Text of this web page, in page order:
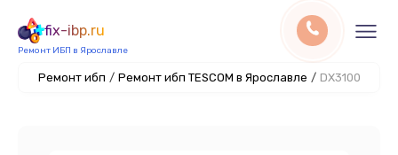
fix-ibp.ru
Ремонт ИБП в Ярославле
Ремонт ибп / Ремонт ибп TESCOM в Ярославле / DX3100